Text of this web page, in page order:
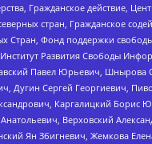
Гражданское действие,
стран, Гражданское
Стран, Фонд поддержки
Развития Свободы
Павел Юрьевич,
Дугин Сергей Георгиевич,
Каргалицкий Борис
Верховский
Ян Збигневич, Жемкова